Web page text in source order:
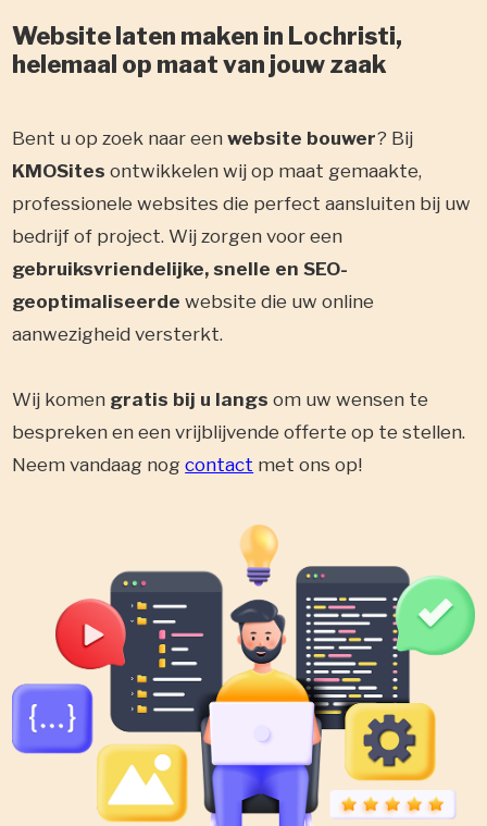
Website laten maken in Lochristi,
helemaal op maat van jouw zaak
Bent u op zoek naar eenwebsite bouwer? Bij
KMOSitesontwikkelen wij op maat gemaakte,
professionele websites die perfect aansluiten bij uw
bedrijf of project. Wij zorgen voor een
gebruiksvriendelijke, snelle en SEO-
geoptimaliseerdewebsite die uw online
aanwezigheid versterkt.
Wij komen gratis bij u langs om uw wensen te
bespreken en een vrijblijvende offerte op te stellen.
Neem vandaag nogcontact met ons op!